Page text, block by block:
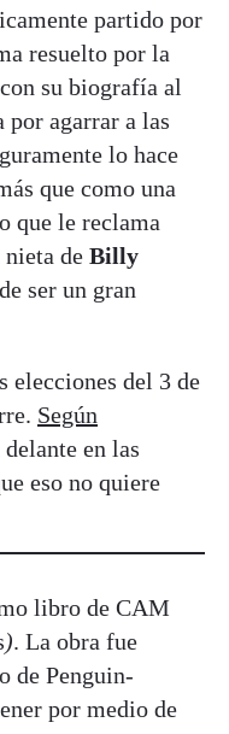
partido por
resuelto por la
su biografía al
por agarrar a las
lo hace
que como una
que le reclama
nieta de Billy
ser un gran
elecciones del 3 de
Según
en las
eso no quiere
libro de CAM
). La obra fue
de Penguin-
por medio de